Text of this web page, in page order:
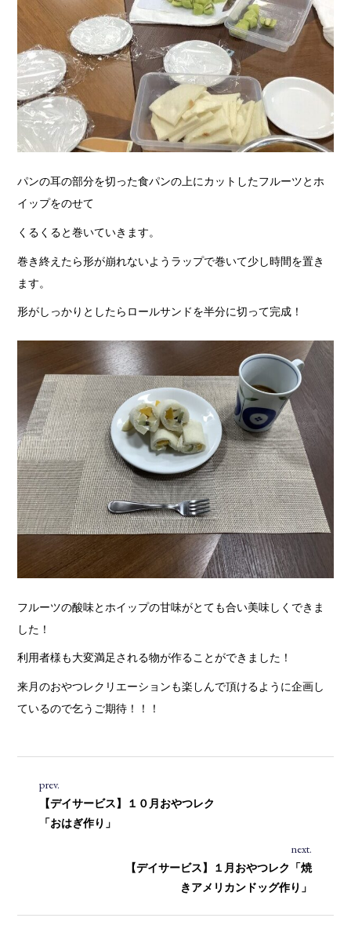
パンの耳の部分を切った食パンの上にカットしたフルーツとホ
イップをのせて
くるくると巻いていきます。
巻き終えたら形が崩れないようラップで巻いて少し時間を置き
ます。
形がしっかりとしたらロールサンドを半分に切って完成！
フルーツの酸味とホイップの甘味がとても合い美味しくできま
した！
利用者様も大変満足される物が作ることができました！
来月のおやつレクリエーションも楽しんで頂けるように企画し
ているので乞うご期待！！！
prev.
【デイサービス】１０月おやつレク
「おはぎ作り」
next.
【デイサービス】１月おやつレク「焼
きアメリカンドッグ作り」